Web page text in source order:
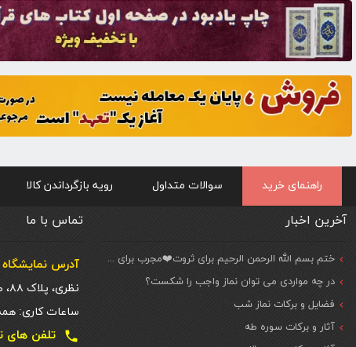
راهنمای خرید سوالات متداول رویه بازگرداندن کالا
آخرین اخبار
ختم بسم الله الرحمن الرحیم برای ثروت❤️مجرب برای حاجات مهم و فوری
در چه مواردی می توان نماز واجب را شکست؟
فضایل و برکات نماز شب
آثار و برکات سوره طه
تماس با ما
آدرس نمایشگاه
نظری، پلاک ۸۸، ط. اول
ساعات کاری: همه روزه شنبه
local_phone تلفن های تماس دفتر